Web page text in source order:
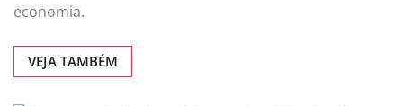
economia.
VEJA TAMBÉM